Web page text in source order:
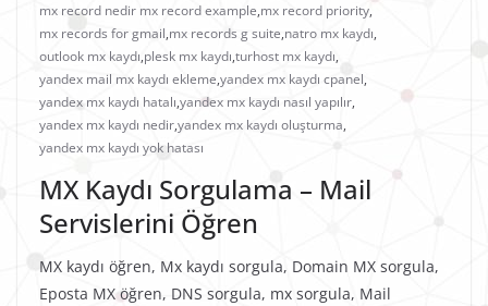
mx record nedir mx record example,mx record priority,
mx records for gmail,mx records g suite,natro mx kaydı,
outlook mx kaydı,plesk mx kaydı,turhost mx kaydı,
yandex mail mx kaydı ekleme,yandex mx kaydı cpanel,
yandex mx kaydı hatalı,yandex mx kaydı nasıl yapılır,
yandex mx kaydı nedir,yandex mx kaydı oluşturma,
yandex mx kaydı yok hatası
MX Kaydı Sorgulama – Mail
Servislerini Öğren
MX kaydı öğren, Mx kaydı sorgula, Domain MX sorgula,
Eposta MX öğren, DNS sorgula, mx sorgula, Mail